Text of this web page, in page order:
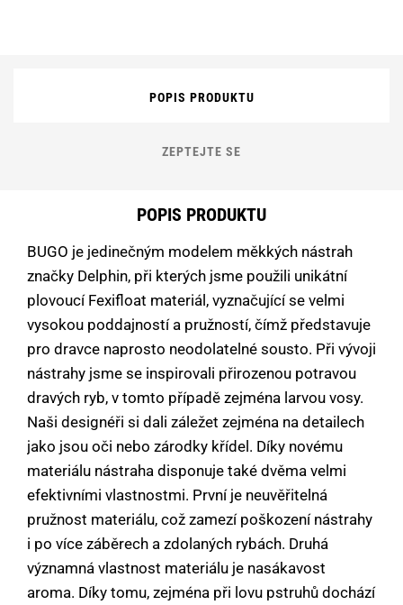
POPIS PRODUKTU
ZEPTEJTE SE
POPIS PRODUKTU
BUGO je jedinečným modelem měkkých nástrah
značky Delphin, při kterých jsme použili unikátní
plovoucí Fexifloat materiál, vyznačující se velmi
vysokou poddajností a pružností, čímž představuje
pro dravce naprosto neodolatelné sousto. Při vývoji
nástrahy jsme se inspirovali přirozenou potravou
dravých ryb, v tomto případě zejména larvou vosy.
Naši designéři si dali záležet zejména na detailech
jako jsou oči nebo zárodky křídel. Díky novému
materiálu nástraha disponuje také dvěma velmi
efektivními vlastnostmi. První je neuvěřitelná
pružnost materiálu, což zamezí poškození nástrahy
i po více záběrech a zdolaných rybách. Druhá
významná vlastnost materiálu je nasákavost
aroma. Díky tomu, zejména při lovu pstruhů dochází